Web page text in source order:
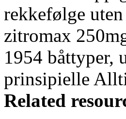
rekkefølge
zitromax
1954 båttyper,
prinsipielle
Related